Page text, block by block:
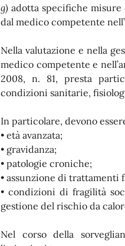
g) adotta specifiche
dal medico competente
Nella valutazione e nella
medico competente e
2008, n. 81, presta
condizioni sanitarie,
In particolare, devono
• età avanzata;
• gravidanza;
• patologie croniche;
• assunzione di trattamenti
•condizioni di fragilità
gestione del rischio da
Nel corso della